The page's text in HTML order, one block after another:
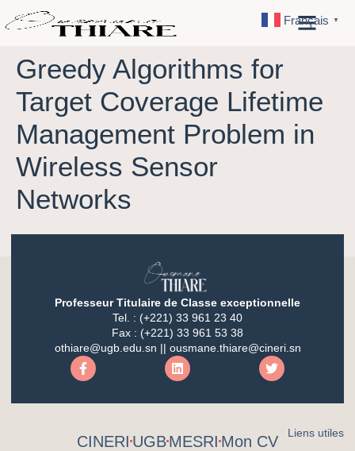
Greedy Algorithms for
Target Coverage Lifetime
Management Problem in
Wireless Sensor
Networks
Professeur Titulaire de Classe exceptionnelle
Tel. : (+221) 33 961 23 40
Fax : (+221) 33 961 53 38
othiare@ugb.edu.sn || ousmane.thiare@cineri.sn
Liens utiles
CINERI UGBMESRI Mon CV
Français ▼